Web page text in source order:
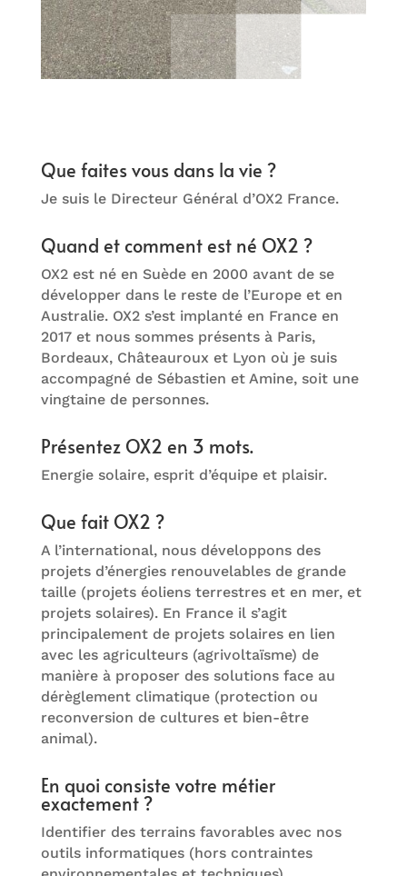
Que faites vous dans la vie ?
Je suis le Directeur Général d’OX2 France.
Quand et comment est né OX2 ?
OX2 est né en Suède en 2000 avant de se
développer dans le reste de l’Europe et en
Australie. OX2 s’est implanté en France en
2017 et nous sommes présents à Paris,
Bordeaux, Châteauroux et Lyon où je suis
accompagné de Sébastien et Amine, soit une
vingtaine de personnes.
Présentez OX2 en 3 mots.
Energie solaire, esprit d’équipe et plaisir.
Que fait OX2 ?
A l’international, nous développons des
projets d’énergies renouvelables de grande
taille (projets éoliens terrestres et en mer, et
projets solaires). En France il s’agit
principalement de projets solaires en lien
avec les agriculteurs (agrivoltaïsme) de
manière à proposer des solutions face au
dérèglement climatique (protection ou
reconversion de cultures et bien-être
animal).
En quoi consiste votre métier
exactement ?
Identifier des terrains favorables avec nos
outils informatiques (hors contraintes